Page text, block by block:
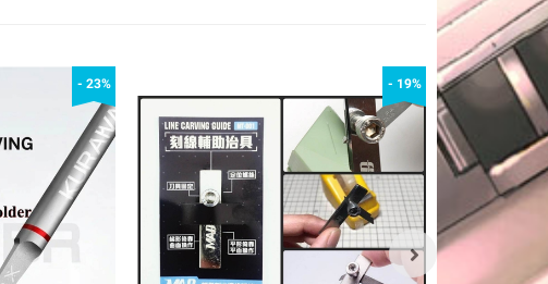
- 23% - 19%